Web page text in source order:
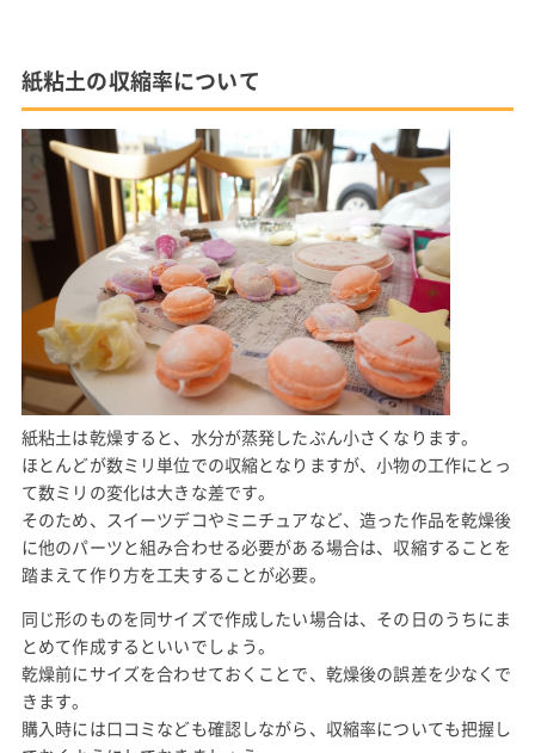
紙粘土の収縮率について
紙粘土は乾燥すると、水分が蒸発したぶん小さくなります。
ほとんどが数ミリ単位での収縮となりますが、小物の工作にとっ
て数ミリの変化は大きな差です。
そのため、スイーツデコやミニチュアなど、造った作品を乾燥後
に他のパーツと組み合わせる必要がある場合は、収縮することを
踏まえて作り方を工夫することが必要。
同じ形のものを同サイズで作成したい場合は、その日のうちにま
とめて作成するといいでしょう。
乾燥前にサイズを合わせておくことで、乾燥後の誤差を少なくで
きます。
購入時には口コミなども確認しながら、収縮率についても把握し